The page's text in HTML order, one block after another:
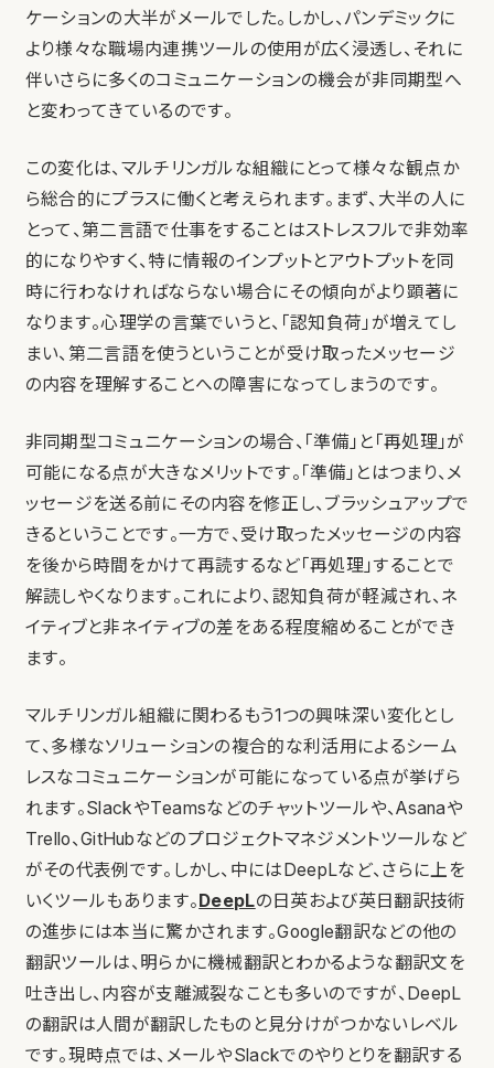
ケーションの大半がメールでした。しかし、パンデミックに
より様々な職場内連携ツールの使用が広く浸透し、それに
伴いさらに多くのコミュニケーションの機会が非同期型へ
と変わってきているのです。
この変化は、マルチリンガルな組織にとって様々な観点か
ら総合的にプラスに働くと考えられます。まず、大半の人に
とって、第二言語で仕事をすることはストレスフルで非効率
的になりやすく、特に情報のインプットとアウトプットを同
時に行わなければならない場合にその傾向がより顕著に
なります。心理学の言葉でいうと、「認知負荷」が増えてし
まい、第二言語を使うということが受け取ったメッセージ
の内容を理解することへの障害になってしまうのです。
非同期型コミュニケーションの場合、「準備」と「再処理」が
可能になる点が大きなメリットです。「準備」とはつまり、メ
ッセージを送る前にその内容を修正し、ブラッシュアップで
きるということです。一方で、受け取ったメッセージの内容
を後から時間をかけて再読するなど「再処理」することで
解読しやくなります。これにより、認知負荷が軽減され、ネ
イティブと非ネイティブの差をある程度縮めることができ
ます。
マルチリンガル組織に関わるもう1つの興味深い変化とし
て、多様なソリューションの複合的な利活用によるシーム
レスなコミュニケーションが可能になっている点が挙げら
れます。SlackやTeamsなどのチャットツールや、Asanaや
Trello、GitHubなどのプロジェクトマネジメントツールなど
がその代表例です。しかし、中にはDeepLなど、さらに上を
いくツールもあります。 DeepLの日英および英日翻訳技術
の進歩には本当に驚かされます。Google翻訳などの他の
翻訳ツールは、明らかに機械翻訳とわかるような翻訳文を
吐き出し、内容が支離滅裂なことも多いのですが、DeepL
の翻訳は人間が翻訳したものと見分けがつかないレベル
です。現時点では、メールやSlackでのやりとりを翻訳する